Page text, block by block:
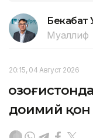
Бекабат
Муаллиф
20:15, 04 Август 2026
доимий